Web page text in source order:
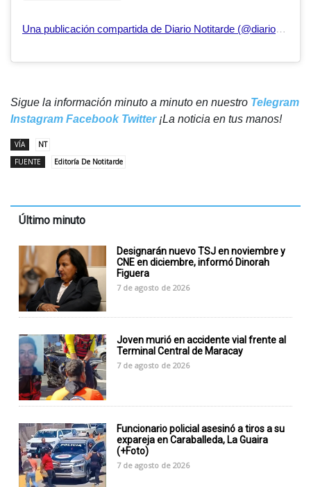
Una publicación compartida de Diario Notitarde (@diarionotitarde)
Sigue la información minuto a minuto en nuestro Telegram
Instagram Facebook Twitter¡La noticia en tus manos!
VÍA
NT
FUENTE
Editoría De Notitarde
Último minuto
Designarán nuevo TSJ en noviembre y
CNE en diciembre, informó Dinorah
Figuera
7 de agosto de 2026
Joven murió en accidente vial frente al
Terminal Central de Maracay
7 de agosto de 2026
Funcionario policial asesinó a tiros a su
expareja en Caraballeda, La Guaira
(+Foto)
7 de agosto de 2026